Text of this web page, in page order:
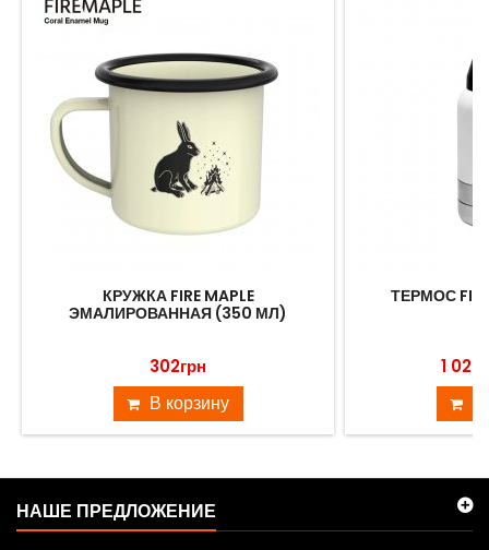
КРУЖКА FIRE MAPLE
ЭМАЛИРОВАННАЯ (350 МЛ)
302грн
В корзину
ТЕРМОС FIRE
1
НАШЕ ПРЕДЛОЖЕНИЕ